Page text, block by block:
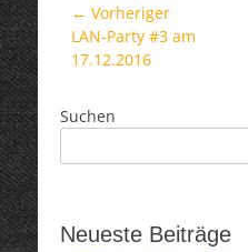
Beitragsnavigation
← Vorheriger
Vorheriger
Beitrag:
LAN-Party #3 am
17.12.2016
Suchen
Neueste Beiträge